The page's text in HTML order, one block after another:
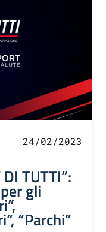
24/02/2023
TUTTI”:
gli
“Parchi”